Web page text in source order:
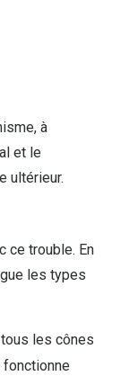
à
et le
ultérieur.
ce trouble. En
les types
les cônes
fonctionne